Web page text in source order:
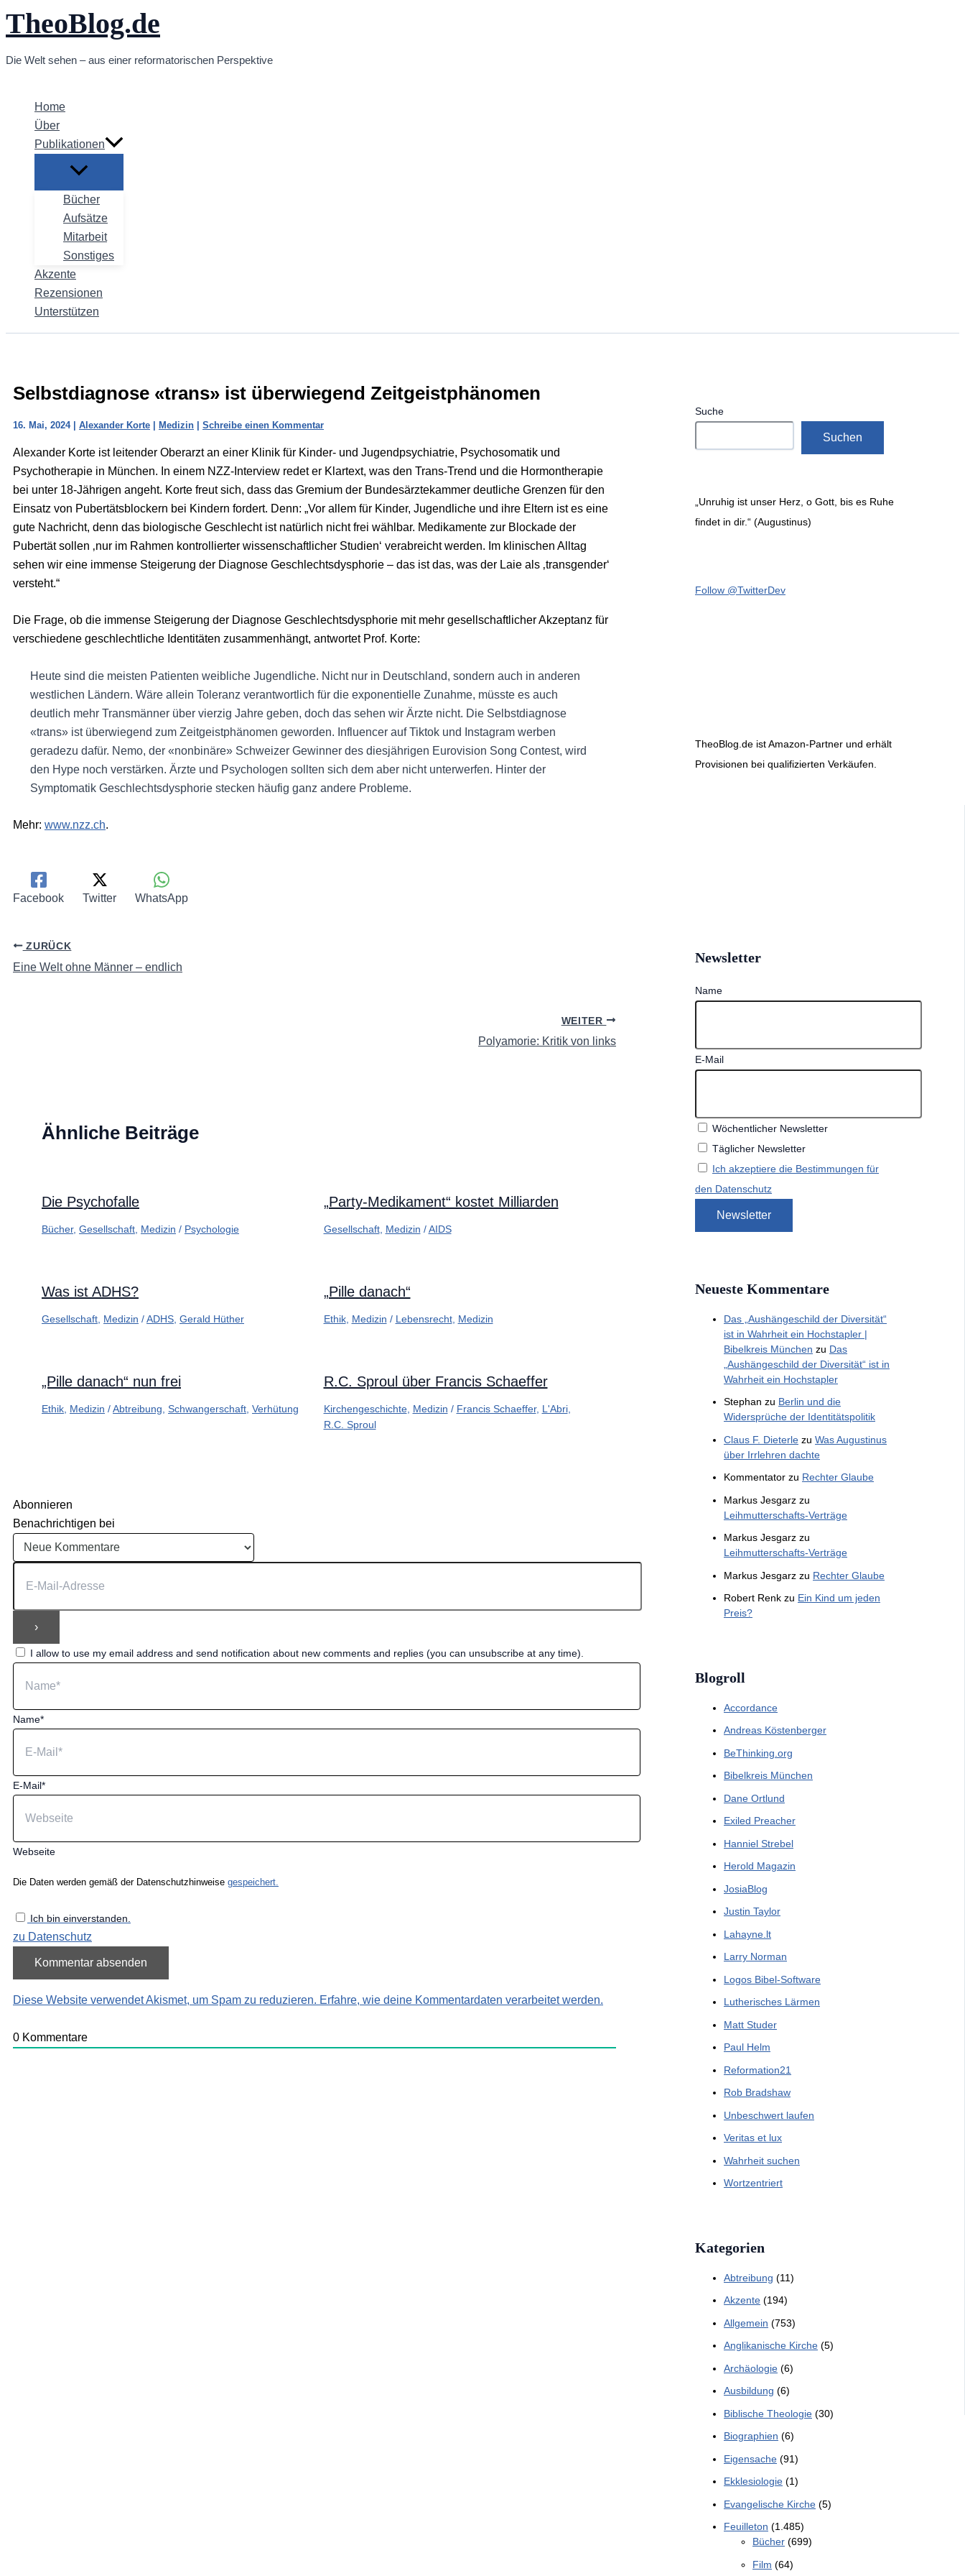
Zum
Inhalt
TheoBlog.de
Die Welt sehen – aus einer reformatorischen Perspektive
Home
Über
Publikationen
Bücher
Aufsätze
Mitarbeit
Sonstiges
Akzente
Rezensionen
Unterstützen
Selbstdiagnose «trans» ist überwiegend Zeitgeistphänomen
16. Mai, 2024 | Alexander Korte | Medizin | Schreibe einen Kommentar
Alexander Korte ist leitender Oberarzt an einer Klinik für Kinder- und Jugendpsychiatrie, Psychosomatik und
Psychotherapie in München. In einem NZZ-Interview redet er Klartext, was den Trans-Trend und die Hormontherapie
bei unter 18-Jährigen angeht. Korte freut sich, dass das Gremium der Bundesärztekammer deutliche Grenzen für den
Einsatz von Pubertätsblockern bei Kindern fordert. Denn: „Vor allem für Kinder, Jugendliche und ihre Eltern ist es eine
gute Nachricht, denn das biologische Geschlecht ist natürlich nicht frei wählbar. Medikamente zur Blockade der
Pubertät sollen ‚nur im Rahmen kontrollierter wissenschaftlicher Studien‘ verabreicht werden. Im klinischen Alltag
sehen wir eine immense Steigerung der Diagnose Geschlechtsdysphorie – das ist das, was der Laie als ‚transgender‘
versteht.“
Die Frage, ob die immense Steigerung der Diagnose Geschlechtsdysphorie mit mehr gesellschaftlicher Akzeptanz für
verschiedene geschlechtliche Identitäten zusammenhängt, antwortet Prof. Korte:
Heute sind die meisten Patienten weibliche Jugendliche. Nicht nur in Deutschland, sondern auch in anderen
westlichen Ländern. Wäre allein Toleranz verantwortlich für die exponentielle Zunahme, müsste es auch
deutlich mehr Transmänner über vierzig Jahre geben, doch das sehen wir Ärzte nicht. Die Selbstdiagnose
«trans» ist überwiegend zum Zeitgeistphänomen geworden. Influencer auf Tiktok und Instagram werben
geradezu dafür. Nemo, der «nonbinäre» Schweizer Gewinner des diesjährigen Eurovision Song Contest, wird
den Hype noch verstärken. Ärzte und Psychologen sollten sich dem aber nicht unterwerfen. Hinter der
Symptomatik Geschlechtsdysphorie stecken häufig ganz andere Probleme.
Mehr: www.nzz.ch.
Facebook Twitter WhatsApp
ZURÜCK
Eine Welt ohne Männer – endlich
WEITER
Polyamorie: Kritik von links
Ähnliche Beiträge
Die Psychofalle
Bücher, Gesellschaft Medizin / Psychologie
„Party-Medikament“ kostet Milliarden
Gesellschaft, Medizin /AIDS
Was ist ADHS?
Gesellschaft Medizin /ADHS Gerald Hüther
„Pille danach“
Ethik, Medizin / Lebensrecht, Medizin
„Pille danach“ nun frei
Ethik Medizin /Abtreibung Schwangerschaft Verhütung
R.C. Sproul über Francis Schaeffer
Kirchengeschichte, Medizin / Francis Schaeffer, L'Abri,
R.C. Sproul
Abonnieren
Benachrichtigen bei
I allow to use my email address and send notification about new comments and replies (you can unsubscribe at any time).
Name*
E-Mail*
Webseite
Die Daten werden gemäß der Datenschutzhinweise gespeichert.
Ich bin einverstanden.
zu Datenschutz
Diese Website verwendet Akismet, um Spam zu reduzieren. Erfahre, wie deine Kommentardaten verarbeitet werden.
0 Kommentare
Suche
Suchen
„Unruhig ist unser Herz, o Gott, bis es Ruhe
findet in dir.“ (Augustinus)
Follow @TwitterDev
TheoBlog.de ist Amazon-Partner und erhält
Provisionen bei qualifizierten Verkäufen.
Newsletter
Name
E-Mail
Wöchentlicher Newsletter
Täglicher Newsletter
Ich akzeptiere die Bestimmungen für
den Datenschutz
Neueste Kommentare
Das „Aushängeschild der Diversität“
ist in Wahrheit ein Hochstapler |
Bibelkreis München zu Das
„Aushängeschild der Diversität“ ist in
Wahrheit ein Hochstapler
Stephan zu Berlin und die
Widersprüche der Identitätspolitik
Claus F. Dieterle zu Was Augustinus
über Irrlehren dachte
Kommentator zu Rechter Glaube
Markus Jesgarz zu
Leihmutterschafts-Verträge
Markus Jesgarz zu
Leihmutterschafts-Verträge
Markus Jesgarz zu Rechter Glaube
Robert Renk zu Ein Kind um jeden
Preis?
Blogroll
Accordance
Andreas Köstenberger
BeThinking.org
Bibelkreis München
Dane Ortlund
Exiled Preacher
Hanniel Strebel
Herold Magazin
JosiaBlog
Justin Taylor
Lahayne.lt
Larry Norman
Logos Bibel-Software
Lutherisches Lärmen
Matt Studer
Paul Helm
Reformation21
Rob Bradshaw
Unbeschwert laufen
Veritas et lux
Wahrheit suchen
Wortzentriert
Kategorien
Abtreibung (11)
Akzente (194)
Allgemein (753)
Anglikanische Kirche (5)
Archäologie (6)
Ausbildung (6)
Biblische Theologie (30)
Biographien (6)
Eigensache (91)
Ekklesiologie (1)
Evangelische Kirche (5)
Feuilleton (1.485)
Bücher (699)
Film (64)